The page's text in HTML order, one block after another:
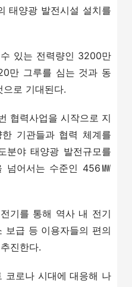
태양광 발전시설 설치를
있는 전력량인 3200만
만 그루를 심는 것과 동
로 기대된다.
협력사업을 시작으로 지
기관들과 협력 체계를
분야 태양광 발전규모를
넘어서는 수준인 456㎿
기를 통해 역사 내 전기
보급 등 이용자들의 편의
진한다.
코로나 시대에 대응해 나